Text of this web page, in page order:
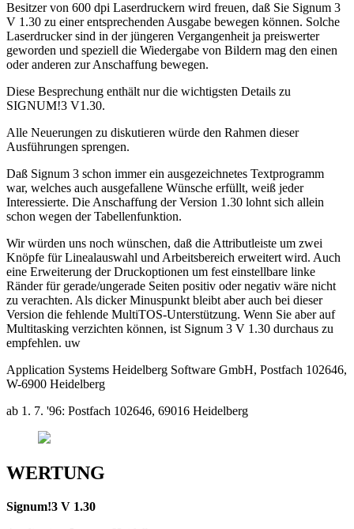
Besitzer von 600 dpi Laserdruckern wird freuen, daß Sie Signum 3
V 1.30 zu einer entsprechenden Ausgabe bewegen können. Solche
Laserdrucker sind in der jüngeren Vergangenheit ja preiswerter
geworden und speziell die Wiedergabe von Bildern mag den einen
oder anderen zur Anschaffung bewegen.
Diese Besprechung enthält nur die wichtigsten Details zu
SIGNUM!3 V1.30.
Alle Neuerungen zu diskutieren würde den Rahmen dieser
Ausführungen sprengen.
Daß Signum 3 schon immer ein ausgezeichnetes Textprogramm
war, welches auch ausgefallene Wünsche erfüllt, weiß jeder
Interessierte. Die Anschaffung der Version 1.30 lohnt sich allein
schon wegen der Tabellenfunktion.
Wir würden uns noch wünschen, daß die Attributleiste um zwei
Knöpfe für Linealauswahl und Arbeitsbereich erweitert wird. Auch
eine Erweiterung der Druckoptionen um fest einstellbare linke
Ränder für gerade/ungerade Seiten positiv oder negativ wäre nicht
zu verachten. Als dicker Minuspunkt bleibt aber auch bei dieser
Version die fehlende MultiTOS-Unterstützung. Wenn Sie aber auf
Multitasking verzichten können, ist Signum 3 V 1.30 durchaus zu
empfehlen. uw
Application Systems Heidelberg Software GmbH, Postfach 102646,
W-6900 Heidelberg
ab 1. 7. '96: Postfach 102646, 69016 Heidelberg
WERTUNG
Signum!3 V 1.30